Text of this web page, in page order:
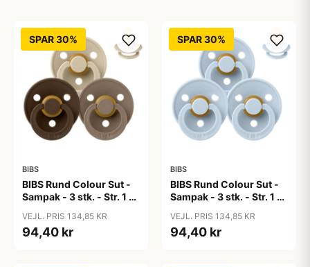
SPAR 30%
BIBS
BIBS Rund Colour Sut -
Sampak - 3 stk. - Str. 1 -
VEJL. PRIS 134,85 KR
94,40 kr
SPAR 30%
BIBS
BIBS Rund Colour Sut -
Sampak - 3 stk. - Str. 1 -
VEJL. PRIS 134,85 KR
94,40 kr